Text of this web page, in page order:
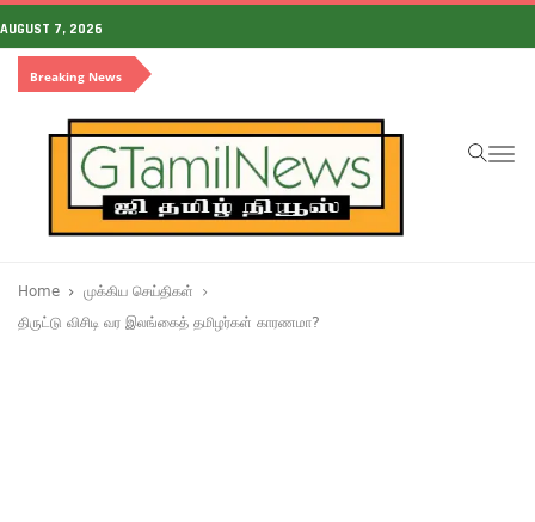
AUGUST 7, 2026
Breaking News
Home
முக்கிய செய்திகள்
திருட்டு விசிடி வர இலங்கைத் தமிழர்கள் காரணமா?